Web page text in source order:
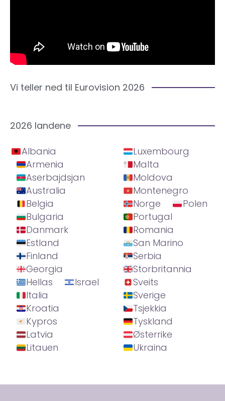
Vi teller ned til Eurovision 2026
2026 landene
Albania
Armenia
Aserbajdsjan
Australia
Belgia
Bulgaria
Danmark
Estland
Finland
Georgia
Hellas
Israel
Italia
Kroatia
Kypros
Latvia
Litauen
Luxembourg
Malta
Moldova
Montenegro
Norge
Polen
Portugal
Romania
San Marino
Serbia
Storbritannia
Sveits
Sverige
Tsjekkia
Tyskland
Østerrike
Ukraina